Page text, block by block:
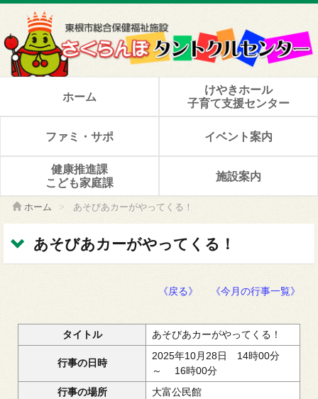
ホーム
けやきホール
子育て支援センター
ファミ・サポ イベント案内
健康推進課
こども家庭課
施設案内
ホーム > あそびあカーがやってくる！
あそびあカーがやってくる！
《戻る》 《今月の行事一覧》
タイトル あそびあカーがやってくる！
行事の日時
2025年10月28日 14時00分
～ 16時00分
行事の場所
大富公民館